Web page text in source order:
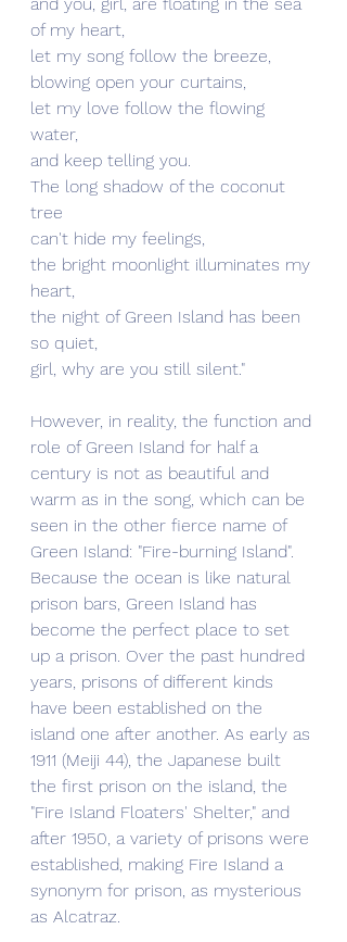
of my heart,
let my song follow the breeze,
blowing open your curtains,
let my love follow the flowing
water,
and keep telling you.
The long shadow of the coconut
tree
can't hide my feelings,
the bright moonlight illuminates my
heart,
the night of Green Island has been
so quiet,
girl, why are you still silent."
However, in reality, the function and
role of Green Island for half a
century is not as beautiful and
warm as in the song, which can be
seen in the other fierce name of
Green Island: "Fire-burning Island".
Because the ocean is like natural
prison bars, Green Island has
become the perfect place to set
up a prison. Over the past hundred
years, prisons of different kinds
have been established on the
island one after another. As early as
1911 (Meiji 44), the Japanese built
the first prison on the island, the
"Fire Island Floaters' Shelter," and
after 1950, a variety of prisons were
established, making Fire Island a
synonym for prison, as mysterious
as Alcatraz.